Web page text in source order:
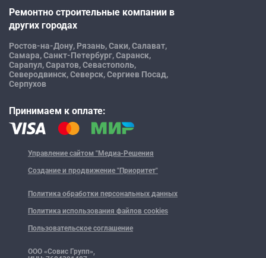
Принимаем к оплате:
Ремонтно строительные компании в
других городах
Ростов-на-Дону, Рязань,Саки,Салават,
Самара,Санкт-Петербург,Саранск,
Сарапул,Саратов,Севастополь,
Северодвинск,Северск,Сергиев Посад,
Серпухов
Управление сайтом "Медиа-Решения
Создание и продвижение "Приоритет"
Политика обработки персональных данных
Политика использования файлов cookies
Пользовательское соглашение
ООО «Совис Групп»,